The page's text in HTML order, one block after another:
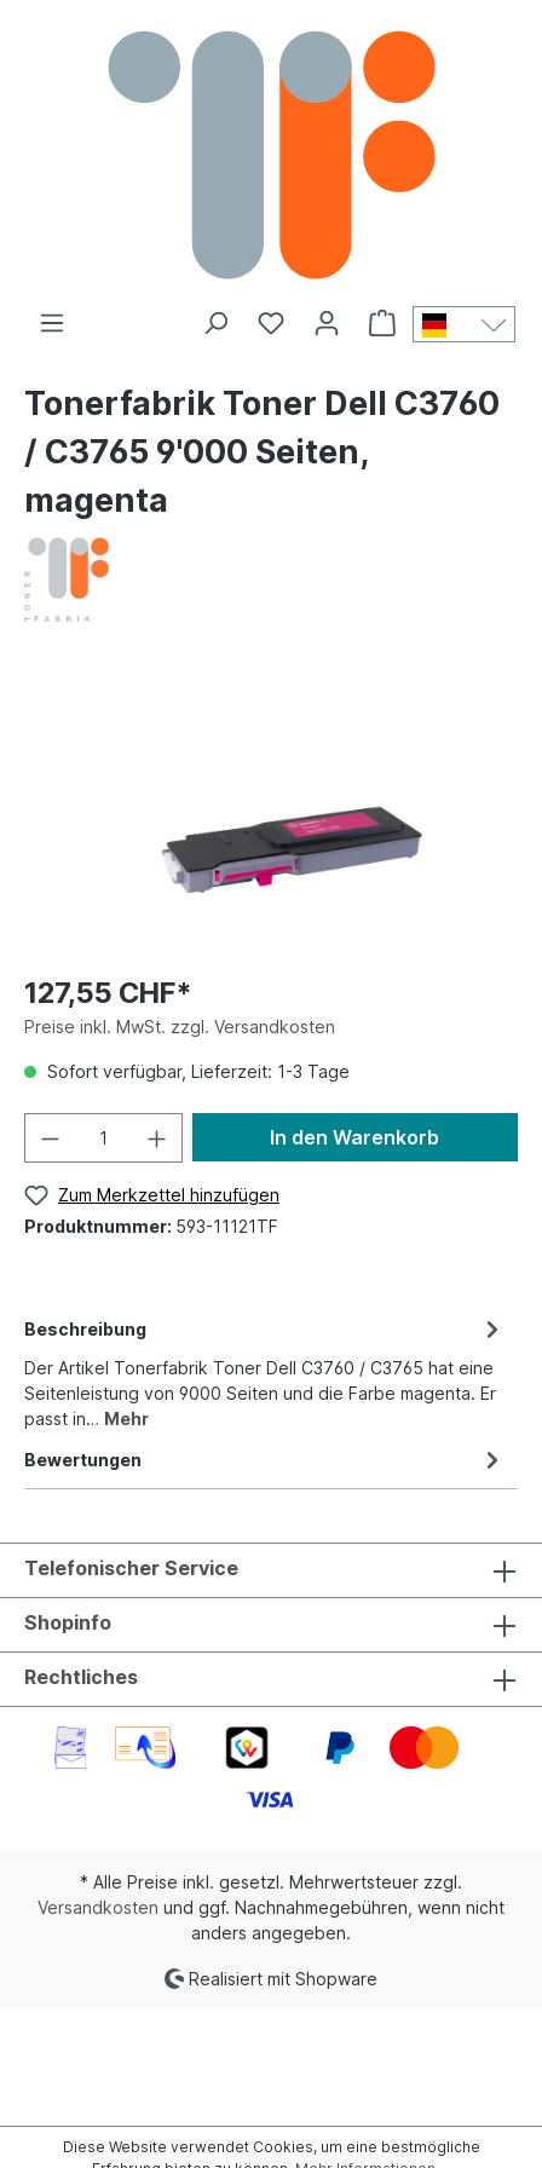
Tonerfabrik Toner Dell C3760
/ C3765 9'000 Seiten,
magenta
127,55 CHF*
Preise inkl. MwSt. zzgl. Versandkosten
Sofort verfügbar, Lieferzeit: 1-3 Tage
In den Warenkorb
Zum Merkzettel hinzufügen
Produktnummer: 593-11121TF
Beschreibung
Der Artikel Tonerfabrik Toner Dell C3760 / C3765 hat eine
Seitenleistung von 9000 Seiten und die Farbe magenta. Er
passt in… Mehr
Bewertungen
Telefonischer Service
Shopinfo
Rechtliches
* Alle Preise inkl. gesetzl. Mehrwertsteuer zzgl.
Versandkosten und ggf. Nachnahmegebühren, wenn nicht
anders angegeben.
Realisiert mit Shopware
Diese Website verwendet Cookies, um eine bestmögliche